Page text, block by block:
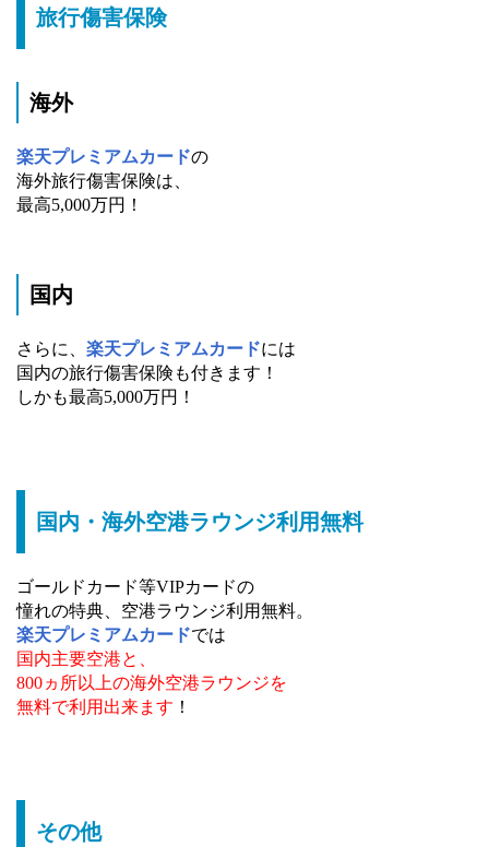
旅行傷害保険
海外
楽天プレミアムカードの
海外旅行傷害保険は、
最高5,000万円！
国内
さらに、 楽天プレミアムカードには
国内の旅行傷害保険も付きます！
しかも最高5,000万円！
国内・海外空港ラウンジ利用無料
ゴールドカード等VIPカードの
憧れの特典、空港ラウンジ利用無料。
楽天プレミアムカードでは
国内主要空港と、
800ヵ所以上の海外空港ラウンジを
無料で利用出来ます ！
その他